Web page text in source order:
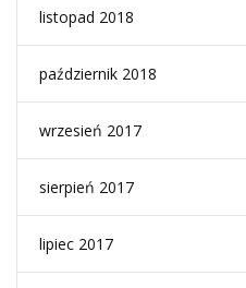
listopad 2018
październik 2018
wrzesień 2017
sierpień 2017
lipiec 2017